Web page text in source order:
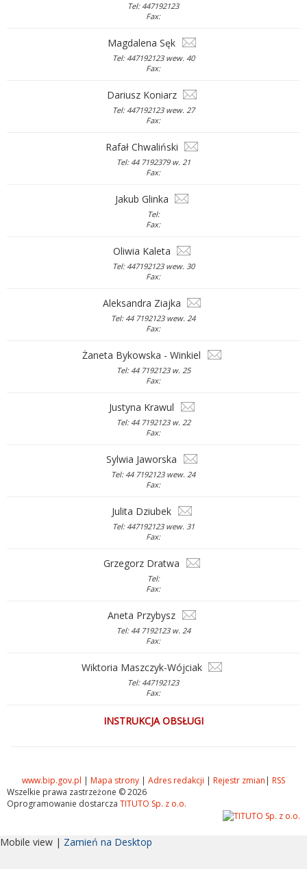
Tel: 447192123
Fax:
Magdalena Sęk
Tel: 447192123 wew. 40
Fax:
Dariusz Koniarz
Tel: 447192123 wew. 27
Fax:
Rafał Chwaliński
Tel: 44 7192379 w. 21
Fax:
Jakub Glinka
Tel:
Fax:
Oliwia Kaleta
Tel: 447192123 wew. 30
Fax:
Aleksandra Ziajka
Tel: 44 7192123 wew. 24
Fax:
Żaneta Bykowska - Winkiel
Tel: 44 7192123 w. 25
Fax:
Justyna Krawul
Tel: 44 7192123 w. 22
Fax:
Sylwia Jaworska
Tel: 44 7192123 wew. 24
Fax:
Julita Dziubek
Tel: 447192123 wew. 31
Fax:
Grzegorz Dratwa
Tel:
Fax:
Aneta Przybysz
Tel: 44 7192123 w. 24
Fax:
Wiktoria Maszczyk-Wójciak
Tel: 447192123
Fax:
INSTRUKCJA OBSŁUGI
www.bip.gov.pl | Mapa strony | Adres redakcji | Rejestr zmian | RSS
Wszelkie prawa zastrzeżone © 2026
Oprogramowanie dostarcza TITUTO Sp. z o.o.
Mobile view | Zamień na Desktop